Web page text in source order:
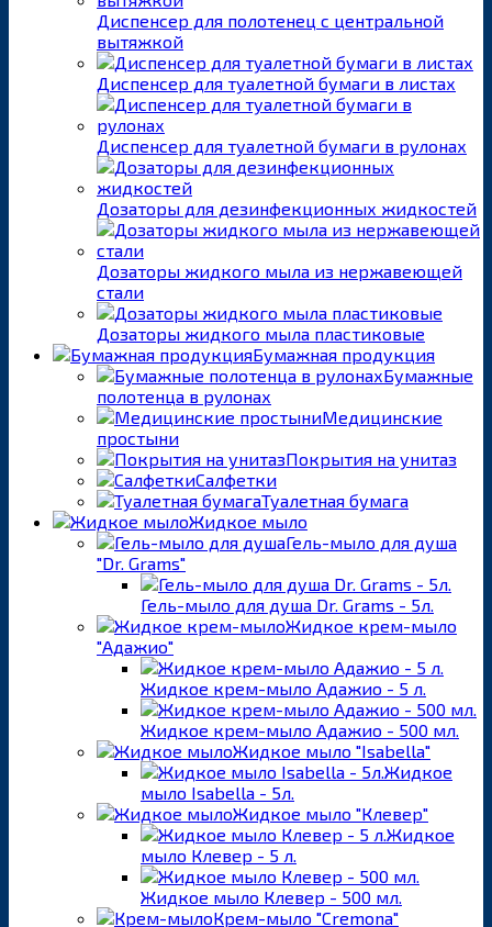
Диспенсер для полотенец с центральной
вытяжкой
Диспенсер для туалетной бумаги в листах
Диспенсер для туалетной бумаги в рулонах
Дозаторы для дезинфекционных жидкостей
Дозаторы жидкого мыла из нержавеющей
стали
Дозаторы жидкого мыла пластиковые
Бумажная продукция
Бумажные
полотенца в рулонах
Медицинские
простыни
Покрытия на унитаз
Салфетки
Туалетная бумага
Жидкое мыло
Гель-мыло для душа
"Dr. Grams"
Гель-мыло для душа Dr. Grams - 5л.
Жидкое крем-мыло
"Адажио"
Жидкое крем-мыло Адажио - 5 л.
Жидкое крем-мыло Адажио - 500 мл.
Жидкое мыло "Isabella"
Жидкое
мыло Isabella - 5л.
Жидкое мыло "Клевер"
Жидкое
мыло Клевер - 5 л.
Жидкое мыло Клевер - 500 мл.
Крем-мыло "Cremona"